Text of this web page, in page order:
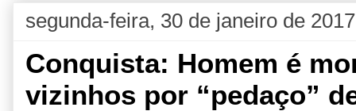
segunda-feira, 30 de janeiro de 2017
Conquista: Homem é
vizinhos por “pedaço”